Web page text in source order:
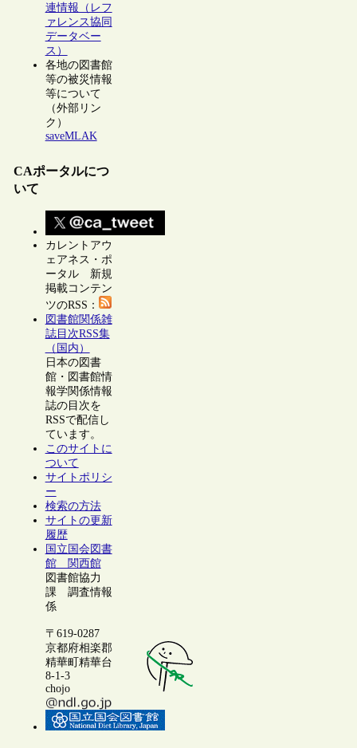
連情報（レフ
ァレンス協同
データベー
ス）
各地の図書館
等の被災情報
等について
（外部リン
ク）
saveMLAK
CAポータルにつ
いて
カレントアウ
ェアネス・ポ
ータル 新規
掲載コンテン
ツのRSS：
図書館関係雑
誌目次RSS集
（国内）
日本の図書
館・図書館情
報学関係情報
誌の目次を
RSSで配信し
ています。
このサイトに
ついて
サイトポリシ
ー
検索の方法
サイトの更新
履歴
国立国会図書
館 関西館
図書館協力
課 調査情報
係
〒619-0287
京都府相楽郡
精華町精華台
8-1-3
chojo